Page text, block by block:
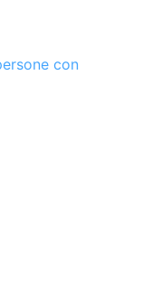
con